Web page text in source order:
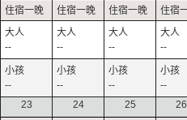
--
--
--
--
--
--
--
--
23
24 25 26